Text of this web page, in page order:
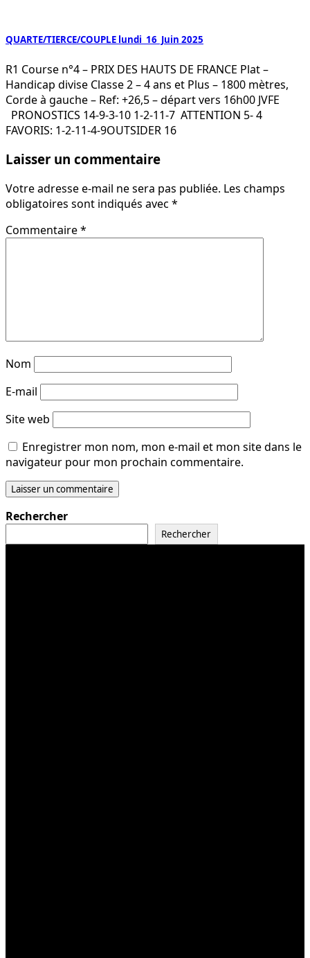
QUARTE/TIERCE/COUPLE lundi 16 Juin 2025
R1 Course n°4 – PRIX DES HAUTS DE FRANCE Plat –
Handicap divise Classe 2 – 4 ans et Plus – 1800 mètres,
Corde à gauche – Ref: +26,5 – départ vers 16h00 JVFE
PRONOSTICS 14-9-3-10 1-2-11-7 ATTENTION 5- 4
FAVORIS: 1-2-11-4-9OUTSIDER 16
Laisser un commentaire
Votre adresse e-mail ne sera pas publiée. Les champs
obligatoires sont indiqués avec *
Commentaire*
Nom
E-mail
Site web
Enregistrer mon nom, mon e-mail et mon site dans le
navigateur pour mon prochain commentaire.
Rechercher
Rechercher